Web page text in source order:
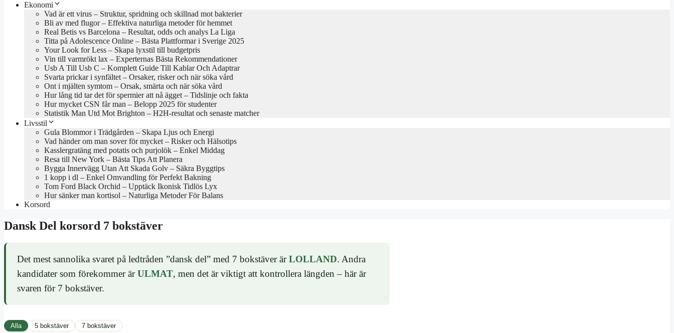
Ekonomi
Vad är ett virus – Struktur, spridning och skillnad mot bakterier
Bli av med flugor – Effektiva naturliga metoder för hemmet
Real Betis vs Barcelona – Resultat, odds och analys La Liga
Titta på Adolescence Online – Bästa Plattformar i Sverige 2025
Your Look for Less – Skapa lyxstil till budgetpris
Vin till varmrökt lax – Experternas Bästa Rekommendationer
Usb A Till Usb C – Komplett Guide Till Kablar Och Adaptrar
Svarta prickar i synfältet – Orsaker, risker och när söka vård
Ont i mjälten symtom – Orsak, smärta och när söka vård
Hur lång tid tar det för spermier att nå ägget – Tidslinje och fakta
Hur mycket CSN får man – Belopp 2025 för studenter
Statistik Man Utd Mot Brighton – H2H-resultat och senaste matcher
Livsstil
Gula Blommor i Trädgården – Skapa Ljus och Energi
Vad händer om man sover för mycket – Risker och Hälsotips
Kasslergratäng med potatis och purjolök – Enkel Middag
Resa till New York – Bästa Tips Att Planera
Bygga Innervägg Utan Att Skada Golv – Säkra Byggtips
1 kopp i dl – Enkel Omvandling för Perfekt Bakning
Tom Ford Black Orchid – Upptäck Ikonisk Tidlös Lyx
Hur sänker man kortisol – Naturliga Metoder För Balans
Korsord
Dansk Del korsord 7 bokstäver
Det mest sannolika svaret på ledtråden ”dansk del” med 7 bokstäver ärLOLLAND. Andra
kandidater som förekommer ärULMAT, men det är viktigt att kontrollera längden – här är
svaren för 7 bokstäver.
Alla 5 bokstäver 7 bokstäver